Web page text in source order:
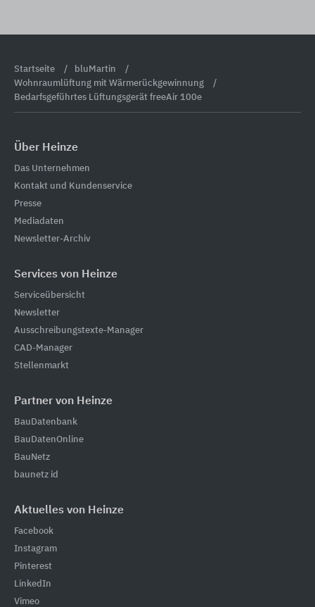
Startseite
bluMartin
Wohnraumlüftung mit Wärmerückgewinnung
Bedarfsgeführtes Lüftungsgerät freeAir 100e
Über Heinze
Das Unternehmen
Kontakt und Kundenservice
Presse
Mediadaten
Newsletter-Archiv
Services von Heinze
Serviceübersicht
Newsletter
Ausschreibungstexte-Manager
CAD-Manager
Stellenmarkt
Partner von Heinze
BauDatenbank
BauDatenOnline
BauNetz
baunetz id
Aktuelles von Heinze
Facebook
Instagram
Pinterest
LinkedIn
Vimeo